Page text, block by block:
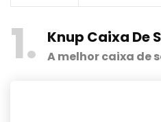
1 Knup Caixa De
A melhor caixa de